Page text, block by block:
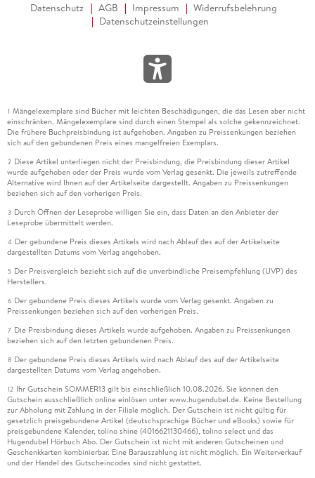
Datenschutz AGB Impressum
Widerrufsbelehrung
Datenschutzeinstellungen
1 Mängelexemplare sind Bücher mit leichten Beschädigungen, die das Lesen aber nicht
einschränken. Mängelexemplare sind durch einen Stempel als solche gekennzeichnet.
Die frühere Buchpreisbindung ist aufgehoben. Angaben zu Preissenkungen beziehen
sich auf den gebundenen Preis eines mangelfreien Exemplars.
2 Diese Artikel unterliegen nicht der Preisbindung, die Preisbindung dieser Artikel
wurde aufgehoben oder der Preis wurde vom Verlag gesenkt. Die jeweils zutreffende
Alternative wird Ihnen auf der Artikelseite dargestellt. Angaben zu Preissenkungen
beziehen sich auf den vorherigen Preis.
3 Durch Öffnen der Leseprobe willigen Sie ein, dass Daten an den Anbieter der
Leseprobe übermittelt werden.
4 Der gebundene Preis dieses Artikels wird nach Ablauf des auf der Artikelseite
dargestellten Datums vom Verlag angehoben.
5 Der Preisvergleich bezieht sich auf die unverbindliche Preisempfehlung (UVP) des
Herstellers.
6 Der gebundene Preis dieses Artikels wurde vom Verlag gesenkt. Angaben zu
Preissenkungen beziehen sich auf den vorherigen Preis.
7 Die Preisbindung dieses Artikels wurde aufgehoben. Angaben zu Preissenkungen
beziehen sich auf den letzten gebundenen Preis.
8 Der gebundene Preis dieses Artikels wird nach Ablauf des auf der Artikelseite
dargestellten Datums vom Verlag angehoben.
12 Ihr Gutschein SOMMER13 gilt bis einschließlich 10.08.2026. Sie können den
Gutschein ausschließlich online einlösen unter www.hugendubel.de. Keine Bestellung
zur Abholung mit Zahlung in der Filiale möglich. Der Gutschein ist nicht gültig für
gesetzlich preisgebundene Artikel (deutschsprachige Bücher und eBooks) sowie für
preisgebundene Kalender, tolino shine (4016621130466), tolino select und das
Hugendubel Hörbuch Abo. Der Gutschein ist nicht mit anderen Gutscheinen und
Geschenkkarten kombinierbar. Eine Barauszahlung ist nicht möglich. Ein Weiterverkauf
und der Handel des Gutscheincodes sind nicht gestattet.